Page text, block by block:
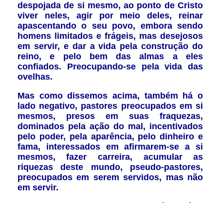
despojada de si mesmo, ao ponto de Cristo
viver neles, agir por meio deles, reinar
apascentando o seu povo, embora sendo
homens limitados e frágeis, mas desejosos
em servir, e dar a vida pela construção do
reino, e pelo bem das almas a eles
confiados. Preocupando-se pela vida das
ovelhas.
Mas como dissemos acima, também há o
lado negativo, pastores preocupados em si
mesmos, presos em suas fraquezas,
dominados pela ação do mal, incentivados
pelo poder, pela aparência, pelo dinheiro e
fama, interessados em afirmarem-se a si
mesmos, fazer carreira, acumular as
riquezas deste mundo, pseudo-pastores,
preocupados em serem servidos, mas não
em servir.